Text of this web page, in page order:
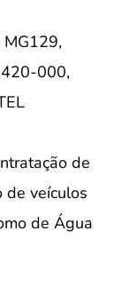
MG129,
000,
de
de veículos
de Água